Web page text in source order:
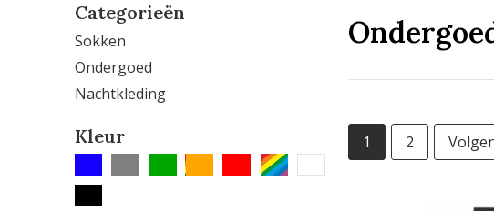
Categorieën
Sokken
Ondergoed
Nachtkleding
Kleur 1 2